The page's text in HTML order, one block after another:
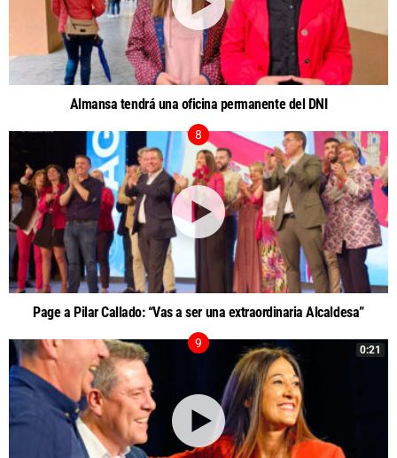
Almansa tendrá una oficina permanente del DNI
Page a Pilar Callado: “Vas a ser una extraordinaria Alcaldesa”
0:21